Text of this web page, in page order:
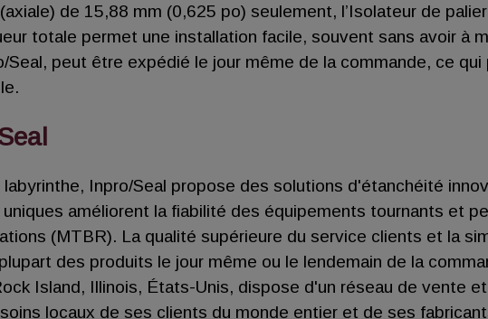
de 15,88 mm (0,625 po) seulement, l’Isolateur de
totale permet une installation facile, souvent sans avoir à
Seal, peut être expédié le jour même de la commande, ce
Inpro/Seal propose des solutions d'étanchéité
améliorent la fiabilité des équipements tournants et
(MTBR). La qualité supérieure du service clients et la
des produits le jour même ou le lendemain de la
Island, Illinois, États-Unis, dispose d'un réseau de vente
locaux de ses clients du monde entier et de ses